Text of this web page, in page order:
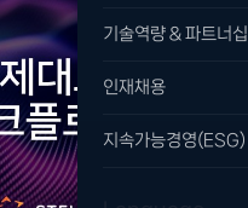
기술역량 & 파트너십
인재채용
지속가능경영(ESG)